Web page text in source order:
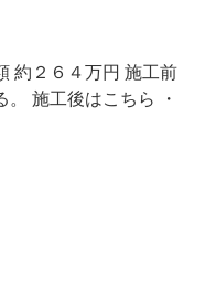
２６４万円 施工前
施工後はこちら ・